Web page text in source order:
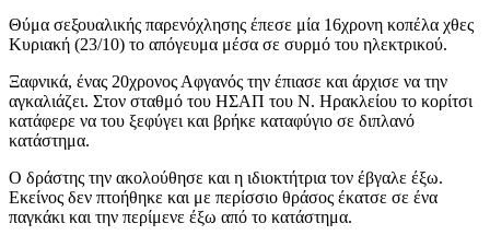
Θύμα σεξουαλικής παρενόχλησης έπεσε μία 16χρονη κοπέλα χθες
Κυριακή (23/10) το απόγευμα μέσα σε συρμό του ηλεκτρικού.
Ξαφνικά, ένας 20χρονος Αφγανός την έπιασε και άρχισε να την
αγκαλιάζει. Στον σταθμό του ΗΣΑΠ του Ν. Ηρακλείου το κορίτσι
κατάφερε να του ξεφύγει και βρήκε καταφύγιο σε διπλανό
κατάστημα.
Ο δράστης την ακολούθησε και η ιδιοκτήτρια τον έβγαλε έξω.
Εκείνος δεν πτοήθηκε και με περίσσιο θράσος έκατσε σε ένα
παγκάκι και την περίμενε έξω από το κατάστημα.